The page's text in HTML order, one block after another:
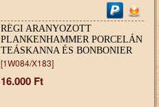
RÉGI ARANYOZOTT
PLANKENHAMMER PORCELÁN
TEÁSKANNA ÉS BONBONIER
[1W084/X183]
16.000 Ft